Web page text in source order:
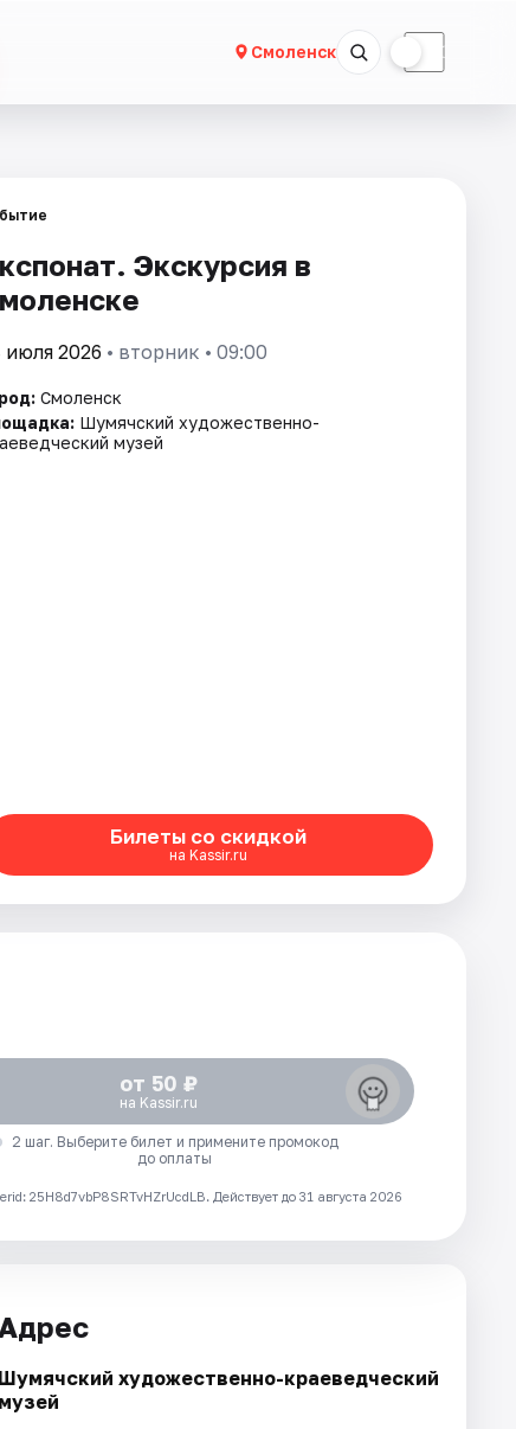
Смоленск ☾
Экскурсия в
июля 2026 • вторник • 09:00
Смоленск
Шумячский художественно-
музей
Билеты со скидкой
на Kassir.ru
от 50 ₽
на Kassir.ru
2 шаг. Выберите билет и примените промокод
до оплаты
25H8d7vbP8SRTvHZrUcdLB. Действует до 31 августа 2026
Адрес
Шумячский художественно-краеведческий
музей